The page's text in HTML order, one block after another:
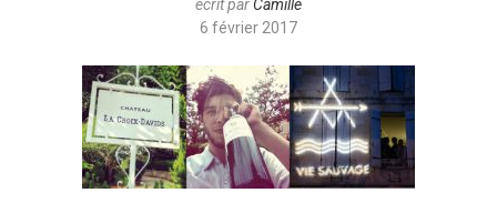
écrit parCamille
6 février 2017